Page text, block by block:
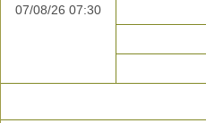
07/08/26 07:30